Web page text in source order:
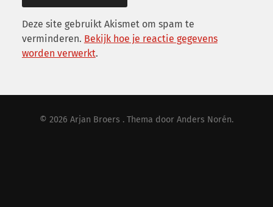
Deze site gebruikt Akismet om spam te
verminderen. Bekijk hoe je reactie gegevens
worden verwerkt.
© 2026 Arjan Broers . Thema door Anders Norén.